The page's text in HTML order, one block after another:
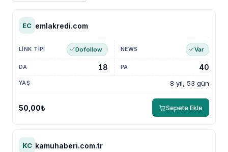
EC emlakredi.com
Dofollow Var
8 yıl, 53 gün
18 40
50,00₺ Sepete Ekle
KC kamuhaberi.com.tr